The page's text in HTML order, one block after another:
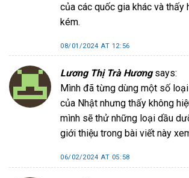
của các quốc gia khác và thấy
kém.
08/01/2024 AT 12:56
Lương Thị Trà Hương says:
Mình đã từng dùng một số
của Nhật nhưng thấy không
mình sẽ thử những loại dầu
giới thiệu trong bài viết này
06/02/2024 AT 05:58